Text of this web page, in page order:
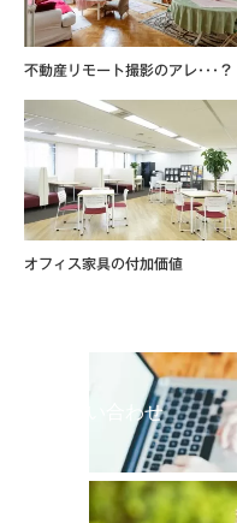
不動産リモート撮影のアレ･･･？
オフィス家具の付加価値
お問い合わせ